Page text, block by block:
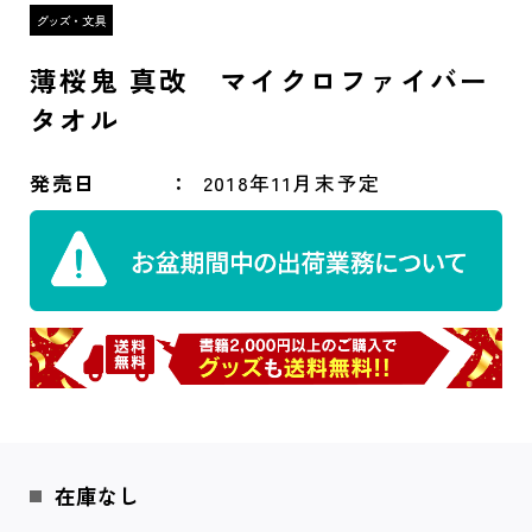
薄桜鬼 真改 マイクロファイバー
タオル
発売日 2018年11月末予定
在庫なし